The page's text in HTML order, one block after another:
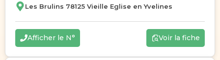
Les Brulins 78125 Vieille Eglise en Yvelines
Afficher le N° Voir la fiche